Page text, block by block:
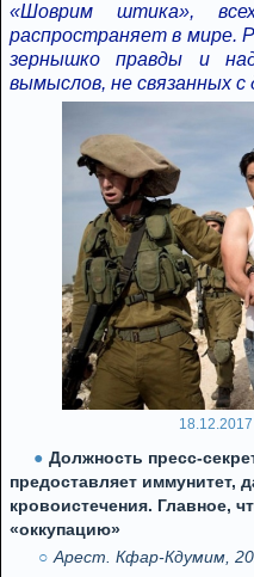
«Шоврим штика»,
распространяет в мире.
зернышко правды и
вымыслов, не связанных
18.12.2017
Должность пресс-
предоставляет иммунитет,
кровоистечения. Главное,
«оккупацию»
Арест. Кфар-Кдумим,